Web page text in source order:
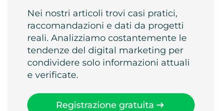
Nei nostri articoli trovi casi pratici,
raccomandazioni e dati da progetti
reali. Analizziamo costantemente le
tendenze del digital marketing per
condividere solo informazioni attuali
e verificate.
Registrazione gratuita